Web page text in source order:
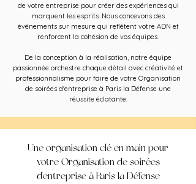
de votre entreprise pour créer des expériences qui
marquent les esprits. Nous concevons des
événements sur mesure qui reflètent votre ADN et
renforcent la cohésion de vos équipes.
De la conception à la réalisation, notre équipe
passionnée orchestre chaque détail avec créativité et
professionnalisme pour faire de votre Organisation
de soirées d'entreprise à Paris la Défense une
réussite éclatante.
Une organisation clé en main pour
votre Organisation de soirées
d'entreprise à Paris la Défense